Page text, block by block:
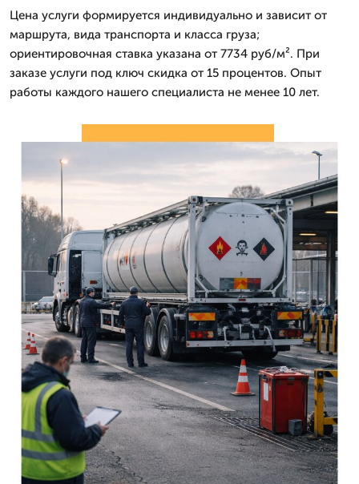
Цена услуги формируется индивидуально и зависит от
маршрута, вида транспорта и класса груза;
ориентировочная ставка указана от 7734 руб/м². При
заказе услуги под ключ скидка от 15 процентов. Опыт
работы каждого нашего специалиста не менее 10 лет.